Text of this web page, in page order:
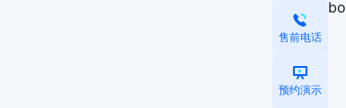
售前电话
预约演示